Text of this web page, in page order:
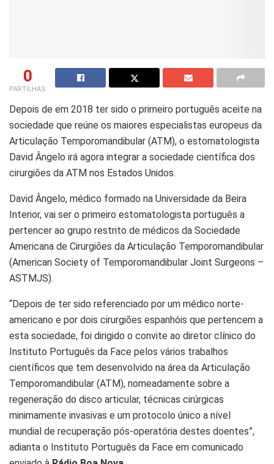
0
PARTILHAS
Depois de em 2018 ter sido o primeiro português aceite na
sociedade que reúne os maiores especialistas europeus da
Articulação Temporomandibular (ATM), o estomatologista
David Ângelo irá agora integrar a sociedade científica dos
cirurgiões da ATM nos Estados Unidos.
David Ângelo, médico formado na Universidade da Beira
Interior, vai ser o primeiro estomatologista português a
pertencer ao grupo restrito de médicos da Sociedade
Americana de Cirurgiões da Articulação Temporomandibular
(American Society of Temporomandibular Joint Surgeons –
ASTMJS).
“Depois de ter sido referenciado por um médico norte-
americano e por dois cirurgiões espanhóis que pertencem a
esta sociedade, foi dirigido o convite ao diretor clínico do
Instituto Português da Face pelos vários trabalhos
científicos que tem desenvolvido na área da Articulação
Temporomandibular (ATM), nomeadamente sobre a
regeneração do disco articular, técnicas cirúrgicas
minimamente invasivas e um protocolo único a nível
mundial de recuperação pós-operatória destes doentes”,
adianta o Instituto Português da Face em comunicado